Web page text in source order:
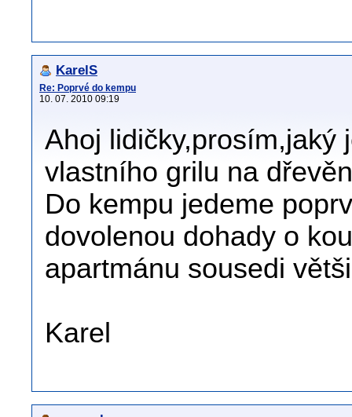
KarelS
Re: Poprvé do kempu
10. 07. 2010 09:19
Ahoj lidičky,prosím,jaký
vlastního grilu na
Do kempu jedeme
dovolenou dohady o
apartmánu sousedi
Karel